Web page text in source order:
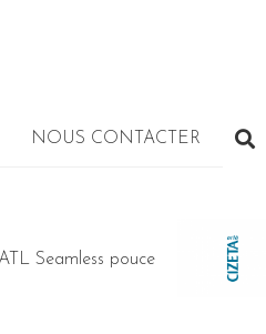
NOUS CONTACTER
Seamless pouce